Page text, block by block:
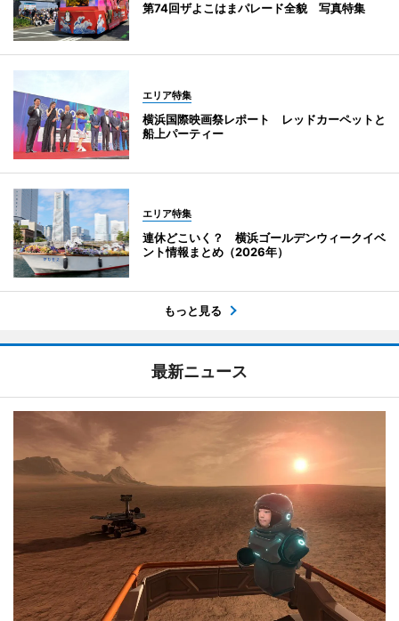
第74回ザよこはまパレード全貌 写真特集
エリア特集
横浜国際映画祭レポート レッドカーペットと
船上パーティー
エリア特集
連休どこいく？ 横浜ゴールデンウィークイベ
ント情報まとめ（2026年）
もっと見る
最新ニュース